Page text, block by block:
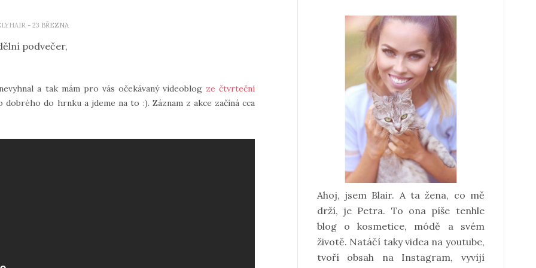
- 23 BŘEZNA
podvečer,
a tak mám pro vás očekávaný videoblog ze čtvrteční
do hrnku a jdeme na to :). Záznam z akce začíná cca
Ahoj, jsem Blair. A ta žena, co mě
drží, je Petra. To ona píše tenhle
blog o kosmetice, módě a svém
životě. Natáčí taky videa na youtube,
tvoří obsah na Instagram, vyvíjí